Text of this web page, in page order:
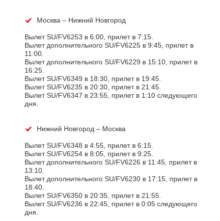
Москва – Нижний Новгород
Вылет SU/FV6253 в 6:00, прилет в 7:15.
Вылет дополнительного SU/FV6225 в 9:45, прилет в
11:00.
Вылет дополнительного SU/FV6229 в 15:10, прилет в
16:25.
Вылет SU/FV6349 в 18:30, прилет в 19:45.
Вылет SU/FV6235 в 20:30, прилет в 21:45.
Вылет SU/FV6347 в 23:55, прилет в 1:10 следующего
дня.
Нижний Новгород – Москва
Вылет SU/FV6348 в 4:55, прилет в 6:15.
Вылет SU/FV6254 в 8:05, прилет в 9:25.
Вылет дополнительного SU/FV6226 в 11:45, прилет в
13:10.
Вылет дополнительного SU/FV6230 в 17:15, прилет в
18:40.
Вылет SU/FV6350 в 20:35, прилет в 21:55.
Вылет SU/FV6236 в 22:45, прилет в 0:05 следующего
дня.